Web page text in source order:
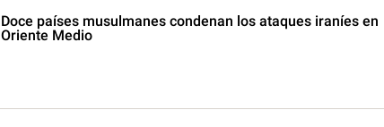
Doce países musulmanes condenan los ataques iraníes en
Oriente Medio